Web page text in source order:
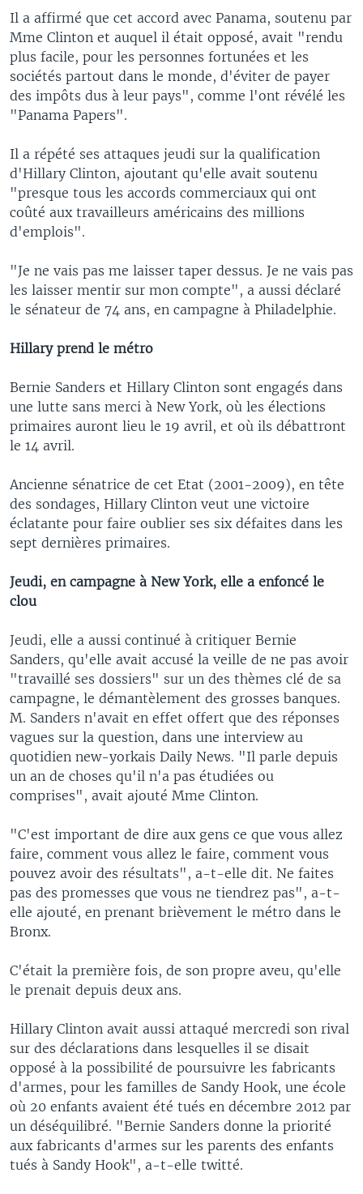
Il a affirmé que cet accord avec Panama, soutenu par
Mme Clinton et auquel il était opposé, avait "rendu
plus facile, pour les personnes fortunées et les
sociétés partout dans le monde, d'éviter de payer
des impôts dus à leur pays", comme l'ont révélé les
"Panama Papers".
Il a répété ses attaques jeudi sur la qualification
d'Hillary Clinton, ajoutant qu'elle avait soutenu
"presque tous les accords commerciaux qui ont
coûté aux travailleurs américains des millions
d'emplois".
"Je ne vais pas me laisser taper dessus. Je ne vais pas
les laisser mentir sur mon compte", a aussi déclaré
le sénateur de 74 ans, en campagne à Philadelphie.
Hillary prend le métro
Bernie Sanders et Hillary Clinton sont engagés dans
une lutte sans merci à New York, où les élections
primaires auront lieu le 19 avril, et où ils débattront
le 14 avril.
Ancienne sénatrice de cet Etat (2001-2009), en tête
des sondages, Hillary Clinton veut une victoire
éclatante pour faire oublier ses six défaites dans les
sept dernières primaires.
Jeudi, en campagne à New York, elle a enfoncé le
clou
Jeudi, elle a aussi continué à critiquer Bernie
Sanders, qu'elle avait accusé la veille de ne pas avoir
"travaillé ses dossiers" sur un des thèmes clé de sa
campagne, le démantèlement des grosses banques.
M. Sanders n'avait en effet offert que des réponses
vagues sur la question, dans une interview au
quotidien new-yorkais Daily News. "Il parle depuis
un an de choses qu'il n'a pas étudiées ou
comprises", avait ajouté Mme Clinton.
"C'est important de dire aux gens ce que vous allez
faire, comment vous allez le faire, comment vous
pouvez avoir des résultats", a-t-elle dit. Ne faites
pas des promesses que vous ne tiendrez pas", a-t-
elle ajouté, en prenant brièvement le métro dans le
Bronx.
C'était la première fois, de son propre aveu, qu'elle
le prenait depuis deux ans.
Hillary Clinton avait aussi attaqué mercredi son rival
sur des déclarations dans lesquelles il se disait
opposé à la possibilité de poursuivre les fabricants
d'armes, pour les familles de Sandy Hook, une école
où 20 enfants avaient été tués en décembre 2012 par
un déséquilibré. "Bernie Sanders donne la priorité
aux fabricants d'armes sur les parents des enfants
tués à Sandy Hook", a-t-elle twitté.